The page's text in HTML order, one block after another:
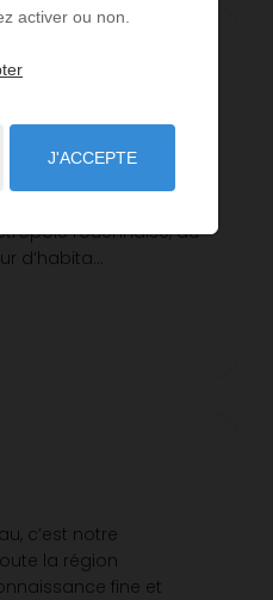
compétentes et
agences qui
rouennaise, du
d’habita...
c’est notre
la région
fine et
activer ou non.
J'ACCEPTE